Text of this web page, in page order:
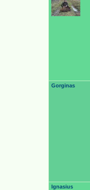
Gorginas
Ignasius